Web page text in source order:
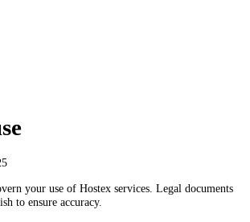
your use of Hostex services. Legal documents
to ensure accuracy.